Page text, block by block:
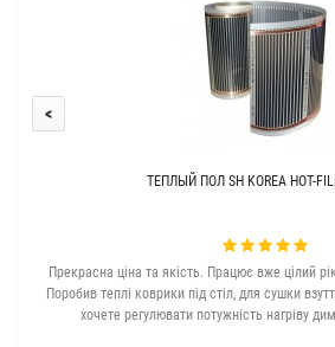
ТЕПЛЫЙ ПОЛ SH KOREA HOT-
Прекрасна ціна та якість. Працює вже цілий
Поробив теплі коврики під стіл, для сушки
хочете регулювати потужність нагріву
<